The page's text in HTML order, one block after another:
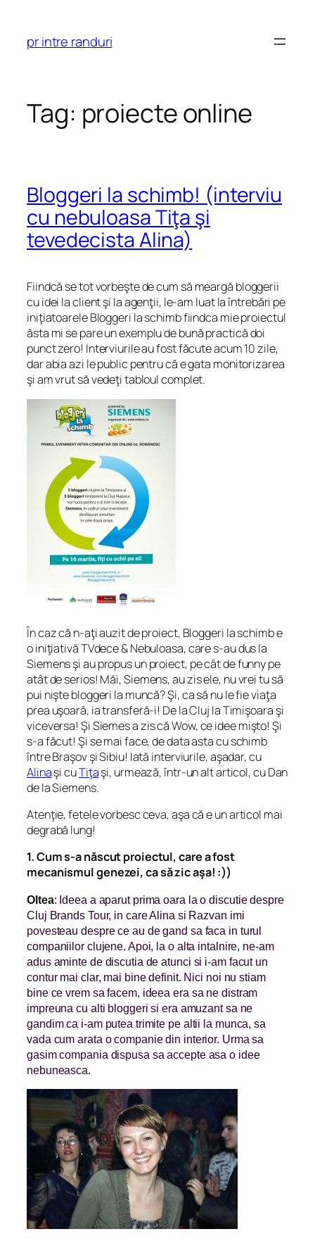
content
pr intre randuri
Tag: proiecte online
Bloggeri la schimb! (interviu
cu nebuloasa Tiţa şi
tevedecista Alina)
Fiindcă se tot vorbeşte de cum să meargă bloggerii
cu idei la client şi la agenţii, le-am luat la întrebări pe
iniţiatoarele Bloggeri la schimb fiindca mie proiectul
ăsta mi se pare un exemplu de bună practică doi
punct zero! Interviurile au fost făcute acum 10 zile,
dar abia azi le public pentru că e gata monitorizarea
şi am vrut să vedeţi tabloul complet.
În caz că n-aţi auzit de proiect, Bloggeri la schimb e
o iniţiativă TVdece & Nebuloasa, care s-au dus la
Siemens şi au propus un proiect, pe cât de funny pe
atât de serios! Măi, Siemens,au zis ele, nu vrei tu să
pui nişte bloggeri la muncă? Şi, ca să nu le fie viaţa
prea uşoară, ia transferă-i! De la Cluj la Timişoara şi
viceversa! Şi Siemes a zis căWow, ce idee mişto! Şi
s-a făcut! Şi se mai face, de data asta cu schimb
între Braşov şi Sibiu! Iată interviurile, aşadar, cu
Alinaşi cuTiţaşi, urmează, într-un alt articol, cu Dan
de la Siemens.
Atenţie, fetele vorbesc ceva, aşa că e un articol mai
degrabă lung!
1. Cum s-a născut proiectul, care a fost
mecanismul genezei, ca să zic aşa! :))
Oltea: Ideea a aparut prima oara la o discutie despre
Cluj Brands Tour, in care Alina si Razvan imi
povesteau despre ce au de gand sa faca in turul
companiilor clujene. Apoi, la o alta intalnire, ne-am
adus aminte de discutia de atunci si i-am facut un
contur mai clar, mai bine definit. Nici noi nu stiam
bine ce vrem sa facem, ideea era sa ne distram
impreuna cu alti bloggeri si era amuzant sa ne
gandim ca i-am putea trimite pe altii la munca, sa
vada cum arata o companie din interior. Urma sa
gasim compania dispusa sa accepte asa o idee
nebuneasca.